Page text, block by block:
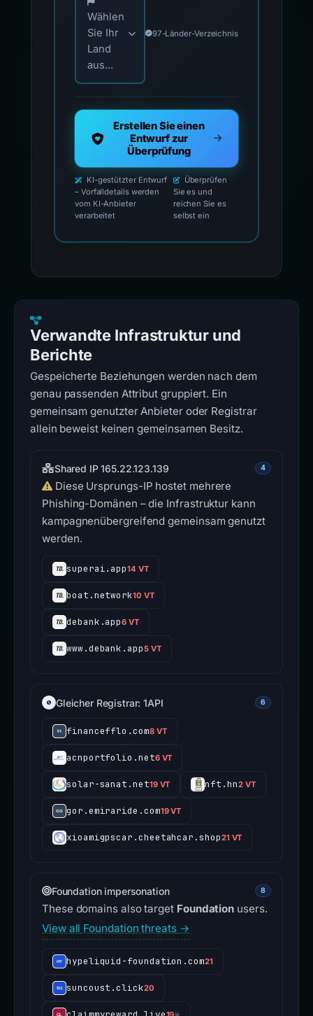
Wählen
Sie Ihr
Land
aus...
97-Länder-Verzeichnis
Erstellen Sie einen
Entwurf zur
Überprüfung
KI-gestützter Entwurf
– Vorfalldetails werden
vom KI-Anbieter
verarbeitet
Überprüfen
Sie es und
reichen Sie es
selbst ein
Verwandte Infrastruktur und
Berichte
Gespeicherte Beziehungen werden nach dem
genau passenden Attribut gruppiert. Ein
gemeinsam genutzter Anbieter oder Registrar
allein beweist keinen gemeinsamen Besitz.
Shared IP 165.22.123.139 4
Diese Ursprungs-IP hostet mehrere
Phishing-Domänen – die Infrastruktur kann
kampagnenübergreifend gemeinsam genutzt
werden.
superai.app14 VT
boat.network10 VT
debank.app6 VT
www.debank.app5 VT
Gleicher Registrar: 1API 6
financefflo.com8 VT
acnportfolio.net6 VT
solar-sanat.net19 VT nft.hn2 VT
gor.emiraride.com19 VT
xioamigpscar.cheetahcar.shop21 VT
Foundation impersonation 8
These domains also target Foundation users.
View all Foundation threats →
hypeliquid-foundation.com21
suncoust.click20